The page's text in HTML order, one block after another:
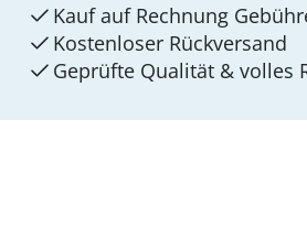
Kauf auf Rechnung
Kostenloser Rückversand
Geprüfte Qualität & volles